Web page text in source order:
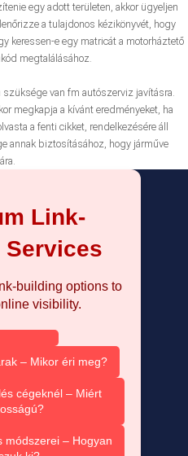
egy adott területen, akkor ügyeljen
a tulajdonos kézikönyvét, hogy
keressen-e egy matricát a motorháztető
megtalálásához.
van fm autószerviz javításra.
megkapja a kívánt eredményeket, ha
a fenti cikket, rendelkezésére áll
annak biztosításához, hogy járműve
Link-
building options to
visibility.
– Mikor éri meg?
cégeknél – Miért
módszerei – Hogyan